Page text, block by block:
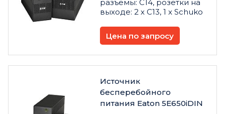
разъемы: C14, розетки на
выходе: 2 х C13, 1 х Schuko
Цена по запросу
Источник
бесперебойного
питания Eaton 5E650iDIN